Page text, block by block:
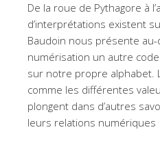
De la roue de Pythagore à
d’interprétations existent
Baudoin nous présente au-
numérisation un autre
sur notre propre alphabet.
comme les différentes
plongent dans d’autres
leurs relations numériques